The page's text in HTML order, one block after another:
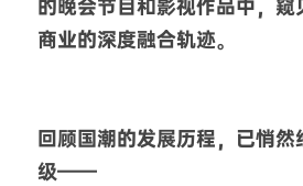
的晚会节目和影视作品中，
商业的深度融合轨迹。
回顾国潮的发展历程，已悄
级——